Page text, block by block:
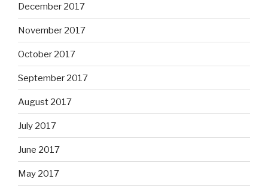
December 2017
November 2017
October 2017
September 2017
August 2017
July 2017
June 2017
May 2017